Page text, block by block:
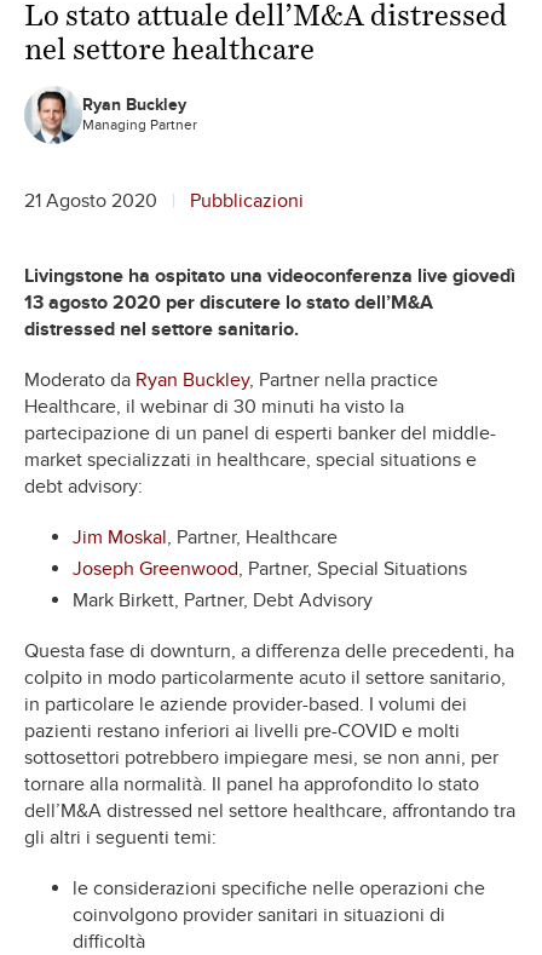
Lo stato attuale dell’M&A distressed
nel settore healthcare
Ryan Buckley
Managing Partner
21 Agosto 2020 Pubblicazioni
Livingstone ha ospitato una videoconferenza live giovedì
13 agosto 2020 per discutere lo stato dell’M&A
distressed nel settore sanitario.
Moderato da Ryan Buckley, Partner nella practice
Healthcare, il webinar di 30 minuti ha visto la
partecipazione di un panel di esperti banker del middle-
market specializzati in healthcare, special situations e
debt advisory:
Jim Moskal, Partner, Healthcare
Joseph Greenwood, Partner, Special Situations
Mark Birkett, Partner, Debt Advisory
Questa fase di downturn, a differenza delle precedenti, ha
colpito in modo particolarmente acuto il settore sanitario,
in particolare le aziende provider-based. I volumi dei
pazienti restano inferiori ai livelli pre-COVID e molti
sottosettori potrebbero impiegare mesi, se non anni, per
tornare alla normalità. Il panel ha approfondito lo stato
dell’M&A distressed nel settore healthcare, affrontando tra
gli altri i seguenti temi:
le considerazioni specifiche nelle operazioni che
coinvolgono provider sanitari in situazioni di
difficoltà